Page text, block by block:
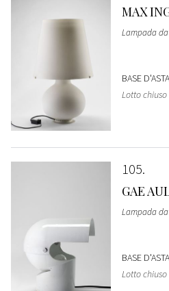
MAX
Lampada
BASE D'ASTA
Lotto chiuso
105
GAE
Lampada
BASE D'ASTA
Lotto chiuso